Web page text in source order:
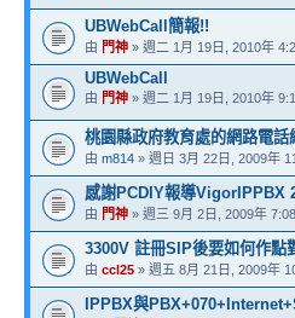
UBWebCall簡報!!
由 門神 » 週二 1月 19日, 2010年
UBWebCall
由 門神 » 週二 1月 19日, 2010年
桃園縣政府教育處的網路電話
由 m814 » 週日 3月 22日, 2009年
感謝PCDIY報導VigorIPPBX
由 門神 » 週三 9月 2日, 2009年
3300V 註冊SIP後要如何作點
由 ccl25 » 週五 8月 21日, 2009年
IPPBX與